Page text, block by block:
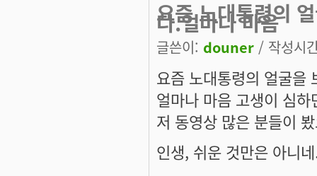
요즘 노대통령의
다.얼마나 마음
글쓴이: douner / 작성시
요즘 노대통령의 얼굴을
얼마나 마음 고생이 심
저 동영상 많은 분들이
인생, 쉬운 것만은 아니